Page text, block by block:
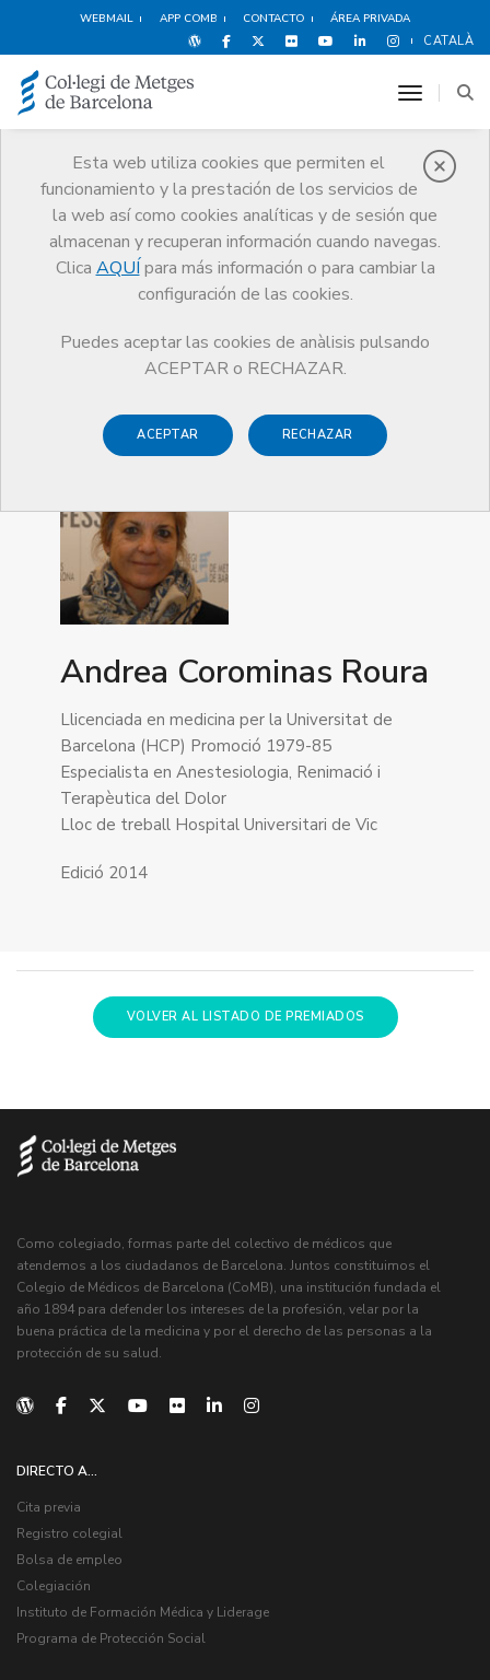
WEBMAIL APP COMB CONTACTO ÁREA PRIVADA
CATALÀ
Esta web utiliza cookies que permiten el
funcionamiento y la prestación de los servicios de
la web así como cookies analíticas y de sesión que
almacenan y recuperan información cuando navegas.
Clica AQUÍ para más información o para cambiar la
configuración de las cookies.
Puedes aceptar las cookies de anàlisis pulsando
ACEPTAR o RECHAZAR.
ACEPTAR RECHAZAR
toggle
Premios
El CoMB Guardonat Edició 2014
Guardonat Edició 2014
Andrea Corominas Roura
Llicenciada en medicina per la Universitat de
Barcelona (HCP) Promoció 1979-85
Especialista en Anestesiologia, Renimació i
Terapèutica del Dolor
Lloc de treball Hospital Universitari de Vic
Edició 2014
VOLVER AL LISTADO DE PREMIADOS
Como colegiado, formas parte del colectivo de médicos que
atendemos a los ciudadanos de Barcelona. Juntos constituimos el
Colegio de Médicos de Barcelona (CoMB), una institución fundada el
año 1894 para defender los intereses de la profesión, velar por la
buena práctica de la medicina y por el derecho de las personas a la
protección de su salud.
DIRECTO A...
Cita previa
Registro colegial
Bolsa de empleo
Colegiación
Instituto de Formación Médica y Liderage
Programa de Protección Social